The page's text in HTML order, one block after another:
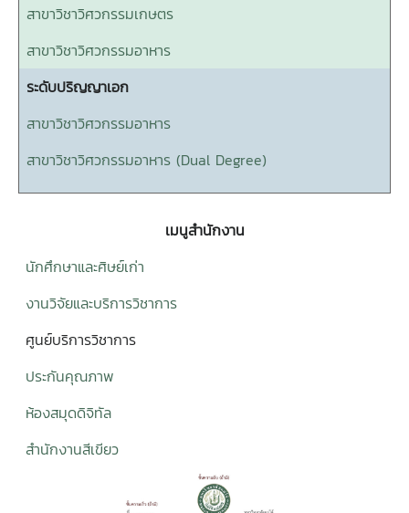
สาขาวิชาวิศวกรรมเกษตร
สาขาวิชาวิศวกรรมอาหาร
ระดับปริญญาเอก
สาขาวิชาวิศวกรรมอาหาร
สาขาวิชาวิศวกรรมอาหาร (Dual Degree)
เมนูสำนักงาน
นักศึกษาและศิษย์เก่า
งานวิจัยและบริการวิชาการ
ศูนย์บริการวิชาการ
ประกันคุณภาพ
ห้องสมุดดิจิทัล
สำนักงานสีเขียว